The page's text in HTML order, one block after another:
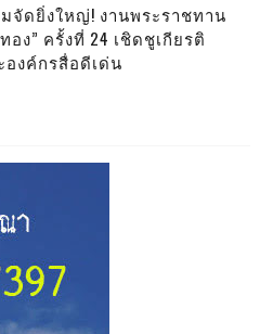
จัดยิ่งใหญ่! งานพระราชทาน
อง” ครั้งที่ 24 เชิดชูเกียรติ
งค์กรสื่อดีเด่น